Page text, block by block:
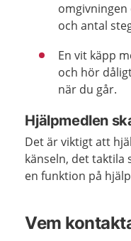
och antal
En vit käpp
och hör
när du går.
Hjälpmedlen
Det är viktigt att
känseln, det taktila
en funktion på
Vem